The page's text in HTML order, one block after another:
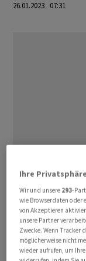
26.01.2023 07:31
2022 war der
Ihre
Wir und unsere 293-
wie Browserdaten oder
von Akzeptieren
unsere Partner
Zwecke. Wenn Tracker
möglicherweise nicht
wieder aufrufen, um